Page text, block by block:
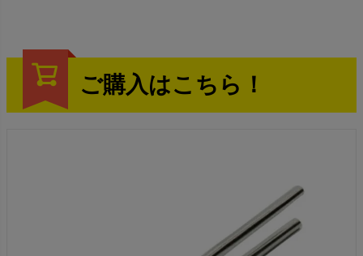
ご購入はこちら！